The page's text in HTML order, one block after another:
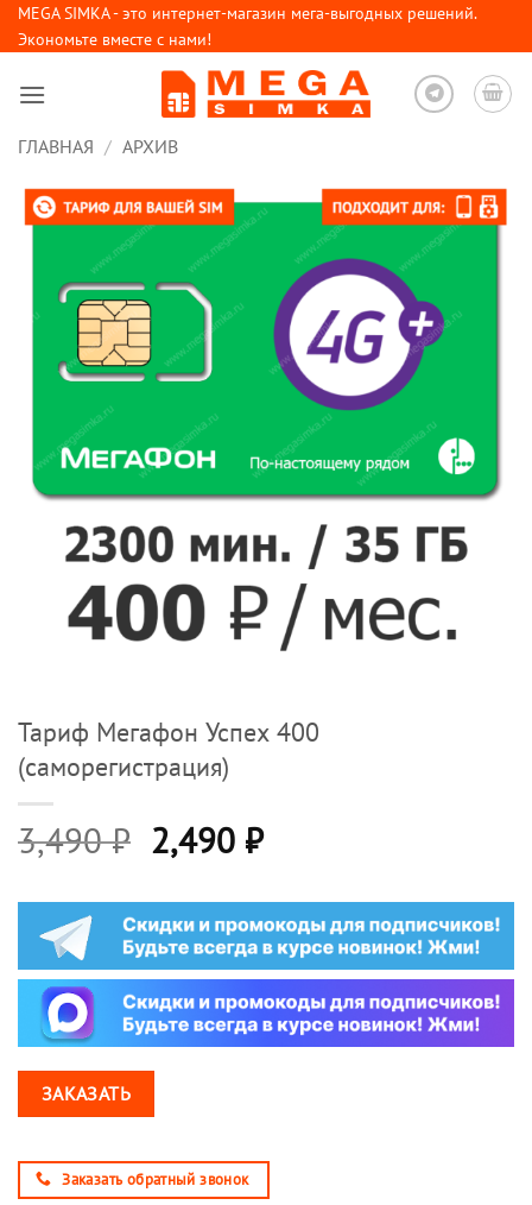
SkipMEGA SIMKA - это интернет-магазин мега-выгодных решений.
Экономьте вместе с нами!
ГЛАВНАЯ / АРХИВ
Тариф Мегафон Успех 400
(саморегистрация)
3,490₽ Первоначальная
цена
составляла
3,490 ₽.
2,490 ₽Текущая
2,490 ₽.
ЗАКАЗАТЬ
Заказать обратный звонок